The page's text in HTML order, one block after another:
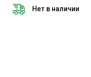
Нет в наличии